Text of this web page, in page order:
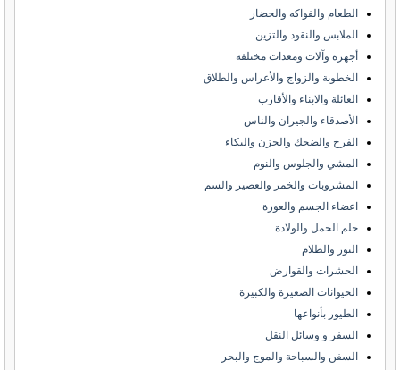
الطعام والفواكه والخضار
الملابس والنقود والتزين
أجهزة وآلات ومعدات مختلفة
الخطوبة والزواج والأعراس والطلاق
العائلة والابناء والأقارب
الأصدقاء والجيران والناس
الفرح والضحك والحزن والبكاء
المشي والجلوس والنوم
المشروبات والخمر والعصير والسم
اعضاء الجسم والعورة
حلم الحمل والولادة
النور والظلام
الحشرات والقوارض
الحيوانات الصغيرة والكبيرة
الطيور بأنواعها
السفر و وسائل النقل
السفن والسباحة والموج والبحر